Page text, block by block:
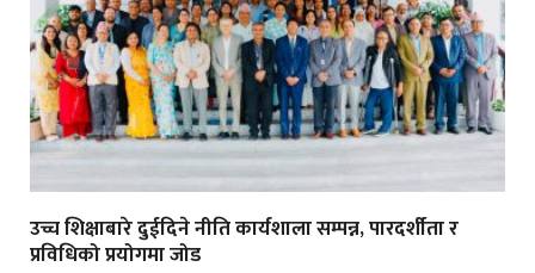
उच्च शिक्षाबारे दुईदिने नीति कार्यशाला सम्पन्न, पारदर्शीता र
प्रविधिको प्रयोगमा जोड